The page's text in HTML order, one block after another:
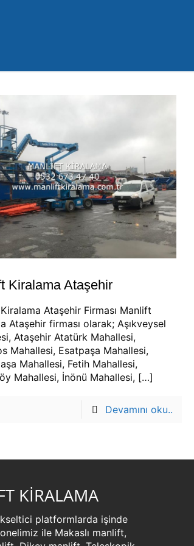
Kiralama Ataşehir
Ataşehir Firması Manlift
Ataşehir firması olarak; Aşıkveysel
Ataşehir Atatürk Mahallesi,
Mahallesi, Esatpaşa Mahallesi,
Mahallesi, Fetih Mahallesi,
Mahallesi, İnönü Mahallesi,[…]
Devamını oku..
KİRALAMA
platformlarda işinde
ile Makaslı manlift,